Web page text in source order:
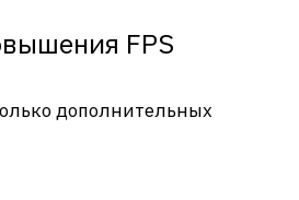
FPS
дополнительных